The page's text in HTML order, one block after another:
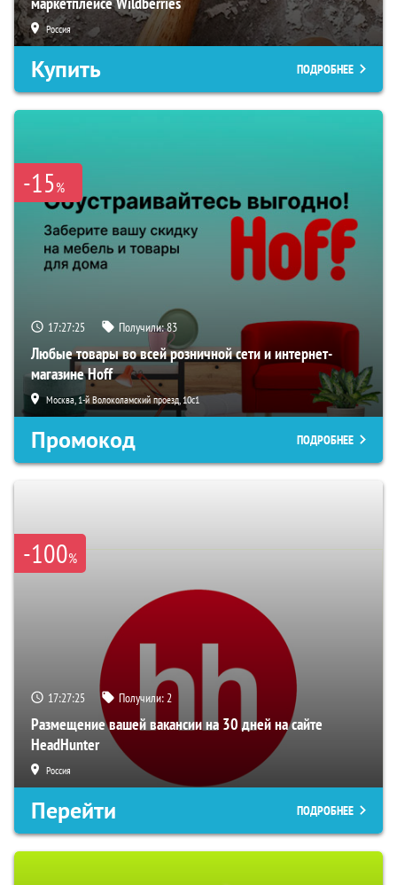
Россия
Купить ПОДРОБНЕЕ
-15%
17:27:24 Получили:83
Любые товары во всей розничной сети и интернет-
магазине Hoff
Москва, 1-й Волоколамский проезд, 10с1
Промокод ПОДРОБНЕЕ
-100%
17:27:24 Получили:2
Размещение вашей вакансии на 30 дней на сайте
HeadHunter
Россия
Перейти ПОДРОБНЕЕ